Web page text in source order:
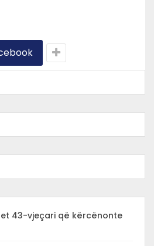
43-vjeçari që kërcënonte